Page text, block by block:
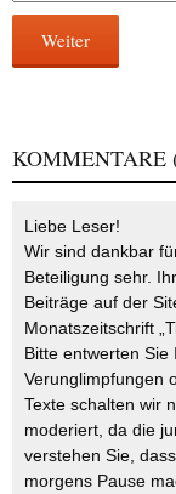
Weiter
KOMMENTARE
Liebe Leser!
Wir sind dankbar
Beteiligung sehr.
Beiträge auf der
Monatszeitschrift
Bitte entwerten Sie
Verunglimpfungen
Texte schalten wir
moderiert, da die
verstehen Sie,
morgens Pause